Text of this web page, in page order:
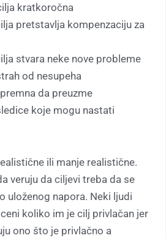
kratkoročna
pretstavlja kompenzaciju za
stvara neke nove probleme
od nesupeha
da preuzme
koje mogu nastati
ili manje realistične.
veruju da ciljevi treba da se
uloženog napora. Neki ljudi
koliko im je cilj privlačan jer
ono što je privlačno a